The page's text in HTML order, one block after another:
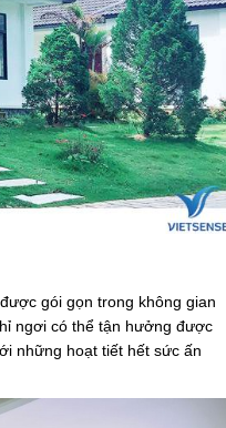
gói gọn trong không gian
ngơi có thể tận hưởng được
những hoạt tiết hết sức ấn